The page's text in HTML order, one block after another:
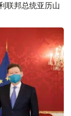
联邦总统亚历山